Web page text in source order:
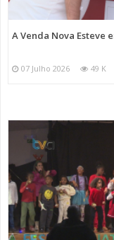
A Venda Nova Esteve
07 Julho 2026 49 K